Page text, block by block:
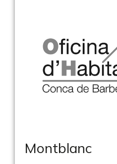
Montblanc